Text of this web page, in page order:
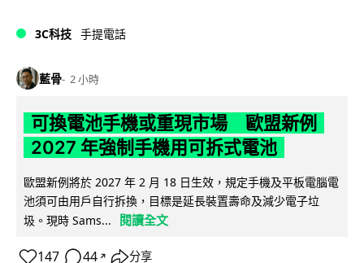
3C科技 手提電話
藍骨 2 小時
可換電池手機或重現市場 歐盟新例
2027 年強制手機用可拆式電池
歐盟新例將於 2027 年 2 月 18 日生效，規定手機及平板電腦電
池須可由用戶自行拆換，目標是延長裝置壽命及減少電子垃
圾。現時 Sams...
閱讀全文
147 44 ↗ 分享